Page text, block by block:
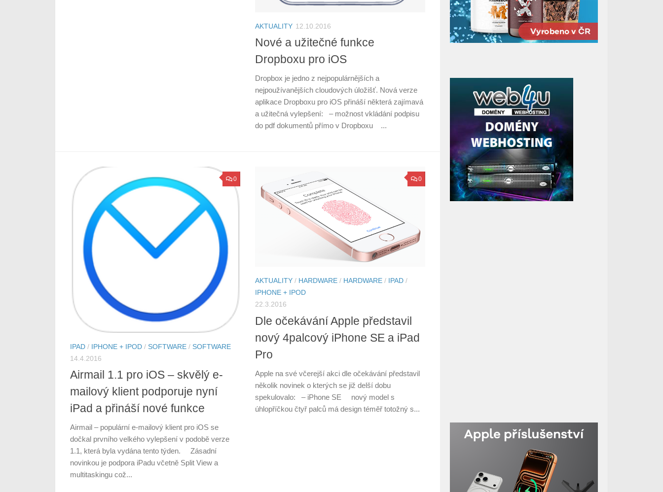
AKTUALITY 12.10.2016
Nové a užitečné funkce
Dropboxu pro iOS
Dropbox je jedno z nejpopulárnějších a
nejpoužívanějších cloudových úložišť. Nová verze
aplikace Dropboxu pro iOS přináší některá zajímavá
a užitečná vylepšení: – možnost vkládání podpisu
do pdf dokumentů přímo v Dropboxu ...
0
IPAD / IPHONE + IPOD / SOFTWARE / SOFTWARE
14.4.2016
Airmail 1.1 pro iOS – skvělý e-
mailový klient podporuje nyní
iPad a přináší nové funkce
Airmail – populární e-mailový klient pro iOS se
dočkal prvního velkého vylepšení v podobě verze
1.1, která byla vydána tento týden. Zásadní
novinkou je podpora iPadu včetně Split View a
multitaskingu což...
0
AKTUALITY / HARDWARE / HARDWARE / IPAD /
IPHONE + IPOD
22.3.2016
Dle očekávání Apple představil
nový 4palcový iPhone SE a iPad
Pro
Apple na své včerejší akci dle očekávání představil
několik novinek o kterých se již delší dobu
spekulovalo: – iPhone SE nový model s
úhlopříčkou čtyř palců má design téměř totožný s...